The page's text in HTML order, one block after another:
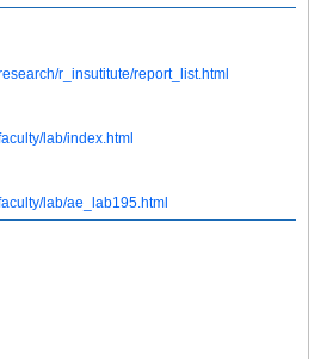
r_insutitute/report_list.html
lab/index.html
lab/ae_lab195.html